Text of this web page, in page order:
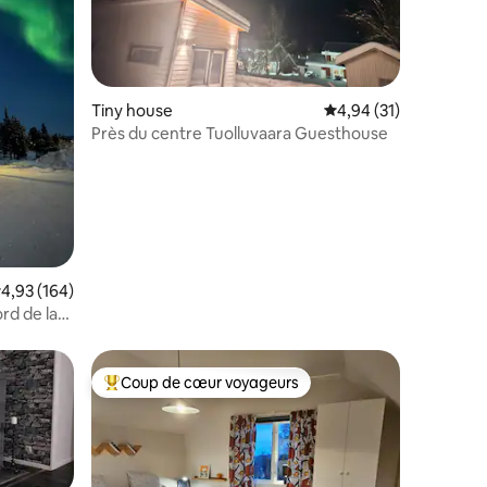
: 4,92 sur 5
moyenne sur la base de 164 commentaires : 4,93 sur 5
4,93 (164)
de la
Tiny house Évaluation moyenne
4,94 (31)
Près du centre Tuolluvaara Guesthouse
appréciés Coups de cœur voyageurs les plus appréciés
Coup de cœur voyageurs